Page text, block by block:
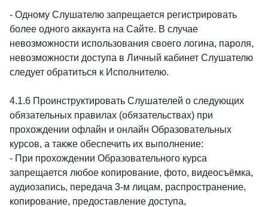
- Одному Слушателю запрещается регистрировать
более одного аккаунта на Сайте. В случае
невозможности использования своего логина, пароля,
невозможности доступа в Личный кабинет Слушателю
следует обратиться к Исполнителю.
4.1.6 Проинструктировать Слушателей о следующих
обязательных правилах (обязательствах) при
прохождении офлайн и онлайн Образовательных
курсов, а также обеспечить их выполнение:
- При прохождении Образовательного курса
запрещается любое копирование, фото, видеосъёмка,
аудиозапись, передача 3-м лицам, распространение,
копирование, предоставление доступа,